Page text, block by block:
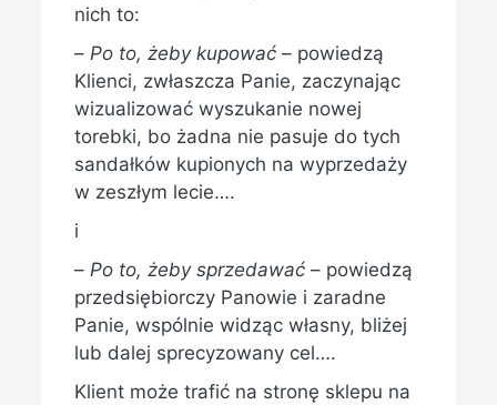
nich to:
–Po to, żeby kupować– powiedzą
Klienci, zwłaszcza Panie, zaczynając
wizualizować wyszukanie nowej
torebki, bo żadna nie pasuje do tych
sandałków kupionych na wyprzedaży
w zeszłym lecie….
i
–Po to, żeby sprzedawać – powiedzą
przedsiębiorczy Panowie i zaradne
Panie, wspólnie widząc własny, bliżej
lub dalej sprecyzowany cel….
Klient może trafić na stronę sklepu na